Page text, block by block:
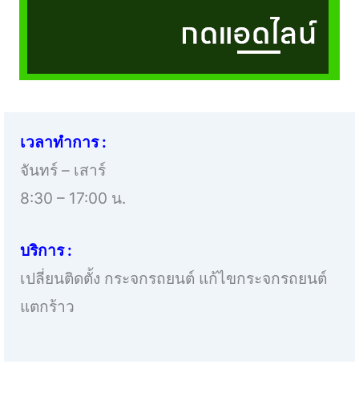
เวลาทำการ :
จันทร์ – เสาร์
8:30 – 17:00 น.
บริการ :
เปลี่ยนติดตั้ง กระจกรถยนต์ แก้ไขกระจกรถยนต์
แตกร้าว